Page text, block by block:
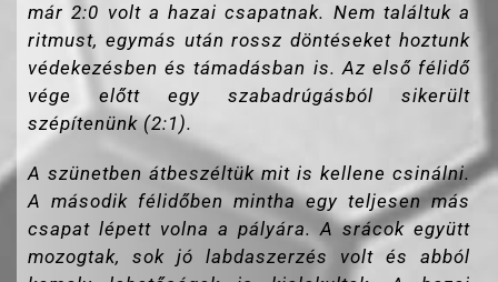
már 2:0 volt a hazai csapatnak. Nem találtuk a
ritmust, egymás után rossz döntéseket hoztunk
védekezésben és támadásban is. Az első félidő
vége előtt egy szabadrúgásból sikerült
szépítenünk (2:1).
A szünetben átbeszéltük mit is kellene csinálni.
A második félidőben mintha egy teljesen más
csapat lépett volna a pályára. A srácok együtt
mozogtak, sok jó labdaszerzés volt és abból